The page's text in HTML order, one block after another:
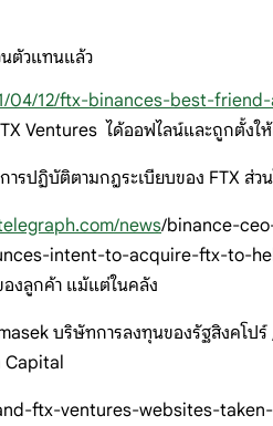
นตัวแทนแล้ว
04/12/ftx-binances-best-
Ventures ได้ออฟไลน์และถูกตั้งใ
ารปฏิบัติตามกฎระเบียบของ FTX ส่
news/binance-
intent-to-acquire-ftx-to-
องลูกค้า แม้แต่ในคลัง
บริษัทการลงทุนของรัฐสิงค
Capital
ftx-ventures-websites-